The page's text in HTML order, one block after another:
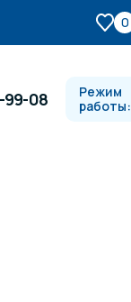
0
99-08
Режим
работы: